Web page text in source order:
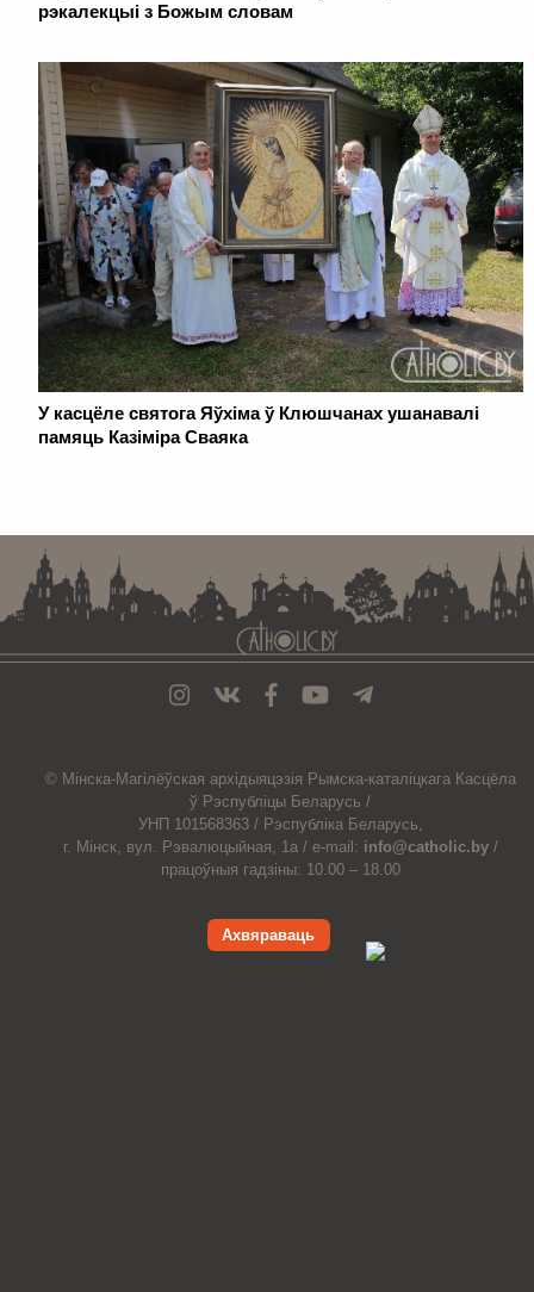
рэкалекцыі з Божым словам
У касцёле святога Яўхіма ў Клюшчанах ушанавалі
памяць Казіміра Сваяка
© Мiнска-Магiлёўская архiдыяцэзiя Рымска-каталіцкага Касцёла
ў Рэспубліцы Беларусь /
УНП 101568363 / Рэспубліка Беларусь,
г. Мінск, вул. Рэвалюцыйная, 1а / e-mail: info@catholic.by /
працоўныя гадзіны: 10.00 – 18.00
Ахвяраваць